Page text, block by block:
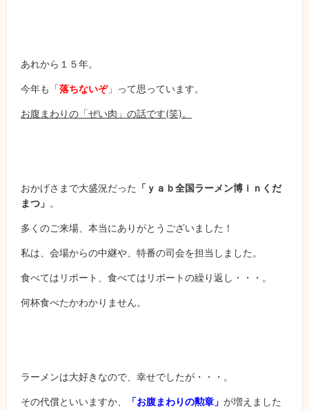
あれから１５年。
今年も「落ちないぞ」って思っています。
お腹まわりの「ぜい肉」の話です(笑)。
おかげさまで大盛況だった 「ｙａｂ全国ラーメン博ｉｎくだ
まつ」 。
多くのご来場、本当にありがとうございました！
私は、会場からの中継や、特番の司会を担当しました。
食べてはリポート、食べてはリポートの繰り返し・・・。
何杯食べたかわかりません。
ラーメンは大好きなので、幸せでしたが・・・。
その代償といいますか、 「お腹まわりの勲章」 が増えました